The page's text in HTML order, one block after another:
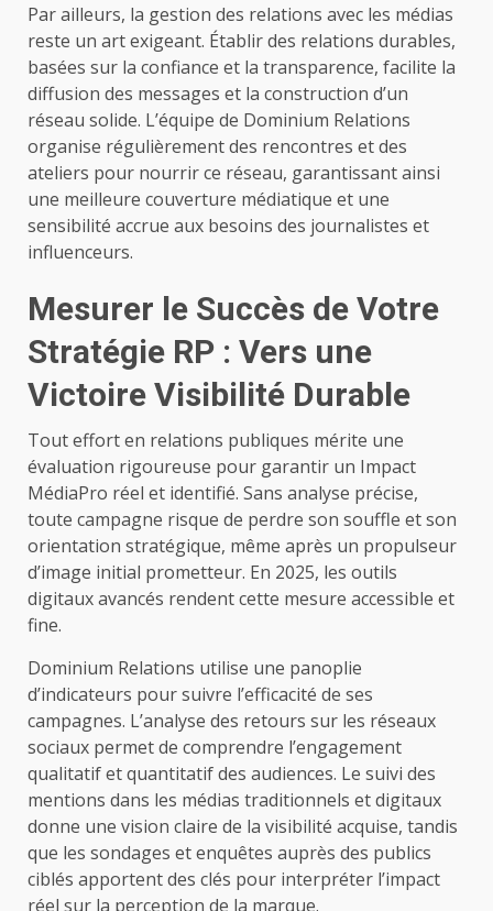
Par ailleurs, la gestion des relations avec les médias
reste un art exigeant. Établir des relations durables,
basées sur la confiance et la transparence, facilite la
diffusion des messages et la construction d’un
réseau solide. L’équipe de Dominium Relations
organise régulièrement des rencontres et des
ateliers pour nourrir ce réseau, garantissant ainsi
une meilleure couverture médiatique et une
sensibilité accrue aux besoins des journalistes et
influenceurs.
Mesurer le Succès de Votre
Stratégie RP : Vers une
Victoire Visibilité Durable
Tout effort en relations publiques mérite une
évaluation rigoureuse pour garantir un Impact
MédiaPro réel et identifié. Sans analyse précise,
toute campagne risque de perdre son souffle et son
orientation stratégique, même après un propulseur
d’image initial prometteur. En 2025, les outils
digitaux avancés rendent cette mesure accessible et
fine.
Dominium Relations utilise une panoplie
d’indicateurs pour suivre l’efficacité de ses
campagnes. L’analyse des retours sur les réseaux
sociaux permet de comprendre l’engagement
qualitatif et quantitatif des audiences. Le suivi des
mentions dans les médias traditionnels et digitaux
donne une vision claire de la visibilité acquise, tandis
que les sondages et enquêtes auprès des publics
ciblés apportent des clés pour interpréter l’impact
réel sur la perception de la marque.